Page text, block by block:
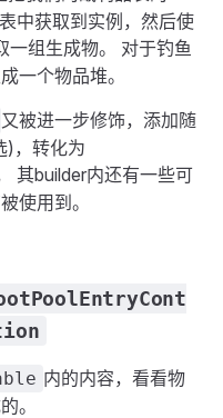
中获取到实例，然后使
一组生成物。 对于钓鱼
一个物品堆。
又被进一步修饰，添加随
)，转化为
其builder内还有一些可
使用到。
内的内容，看看物
。